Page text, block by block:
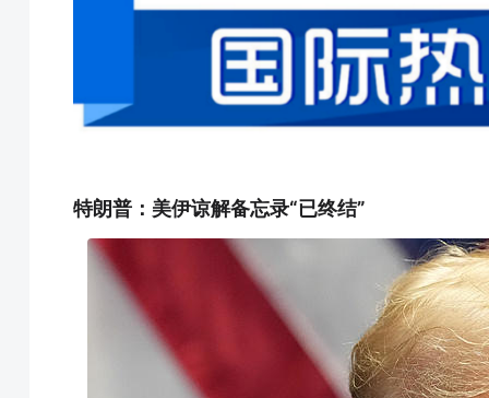
特朗普：美伊谅解备忘录“已终结”